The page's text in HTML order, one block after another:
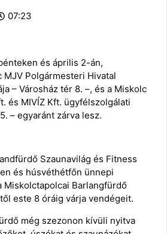
07:23
és április 2-án,
Polgármesteri Hivatal
– Városház tér 8. –, és a Miskolc
és MIVÍZ Kft. ügyfélszolgálati
– egyaránt zárva lesz.
Szaunavilág és Fitness
és húsvéthétfőn ünnepi
Miskolctapolcai Barlangfürdő
este 8 óráig várja vendégeit.
még szezonon kívüli nyitva